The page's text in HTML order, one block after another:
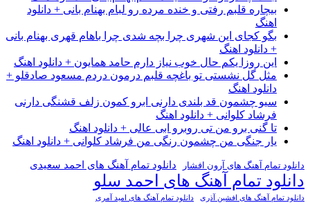
بیچاره قلبم رفتی و خنده مرده رو لبام بهنام بانی + دانلود
اهنگ
بگو کجای این شهری چرا بچه شدی چرا باهام قهری بهنام بانی
+ دانلود اهنگ
این روزا یکم حال خوب نیاز دارم حامد همایون + دانلود اهنگ
مثل گل نشستی تو باغچه قلبم درمون دردم مسعود صادقلو +
دانلود اهنگ
سیو چشمون قد بلندی دارنی ابرو کمون زلف قشنگی دارنی
فرشاد کلوانی + دانلود اهنگ
تا گنی برو من تی روبرو ابی عالی + دانلود اهنگ
یار جنگی من چشمون رنگی من فرشاد کلوانی + دانلود اهنگ
دانلود تمام آهنگ های آرون افشار دانلود تمام آهنگ های احمد سعیدی
دانلود تمام آهنگ های احمد سلو
دانلود تمام آهنگ های افشین آذری دانلود تمام آهنگ های امید آمری